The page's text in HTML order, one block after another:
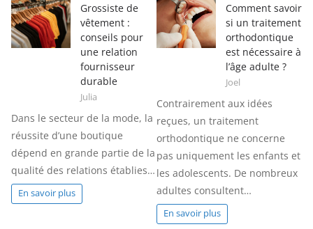
Grossiste de
vêtement :
conseils pour
une relation
fournisseur
durable
Julia
Dans le secteur de la mode, la
réussite d’une boutique
dépend en grande partie de la
qualité des relations établies…
En savoir plus
Comment savoir
si un traitement
orthodontique
est nécessaire à
l’âge adulte ?
Joel
Contrairement aux idées
reçues, un traitement
orthodontique ne concerne
pas uniquement les enfants et
les adolescents. De nombreux
adultes consultent…
En savoir plus